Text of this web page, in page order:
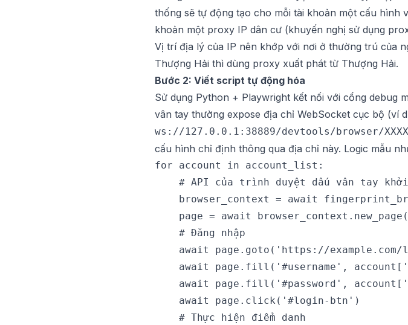
thống sẽ tự động tạo cho mỗi tài khoản một cấu hình
khoản một proxy IP dân cư (khuyến nghị sử dụng
Vị trí địa lý của IP nên khớp với nơi ở thường trú của
Thượng Hải thì dùng proxy xuất phát từ Thượng Hải.
Bước 2: Viết script tự động hóa
Sử dụng Python + Playwright kết nối với cổng debug
vân tay thường expose địa chỉ WebSocket cục bộ (ví
ws://127.0.0.1:38889/devtools/browser/XXXX
cấu hình chỉ định thông qua địa chỉ này. Logic mẫu
for account in account_list:
# API của trình duyệt dấu vân tay
browser_context = await
page = await
    # Đăng nhập
await page.goto('https://example.com/
await page.fill('#username',
await page.fill('#password',
    await page.click('#login-btn')
    # Thực hiện điểm danh